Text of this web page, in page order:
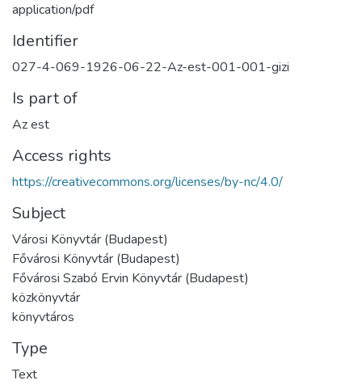
application/pdf
Identifier
027-4-069-1926-06-22-Az-est-001-001-gizi
Is part of
Az est
Access rights
https://creativecommons.org/licenses/by-nc/4.0/
Subject
Városi Könyvtár (Budapest)
Fővárosi Könyvtár (Budapest)
Fővárosi Szabó Ervin Könyvtár (Budapest)
közkönyvtár
könyvtáros
Type
Text